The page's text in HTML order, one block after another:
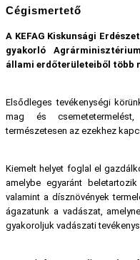
Cégismertető
A KEFAG Kiskunsági
gyakorló
állami erdőterületeiből több
Elsődleges tevékenységi
mag és
természetesen az ezekhez
Kiemelt helyet foglal el
amelybe egyaránt
valamint a dísznövények
ágazatunk a vadászat,
gyakoroljuk vadászati